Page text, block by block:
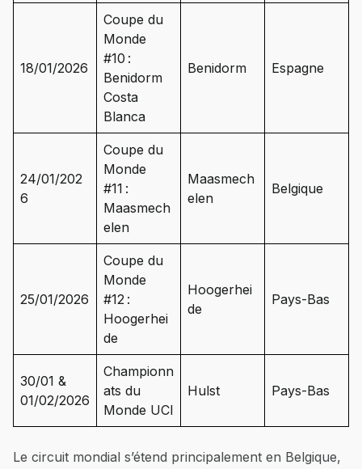
18/01/2026
Coupe du
Monde
#10 :
Benidorm
Costa
Blanca
Benidorm Espagne
24/01/202
6
Coupe du
Monde
#11 :
Maasmech
elen
Maasmech
elen
Belgique
25/01/2026
Coupe du
Monde
#12 :
Hoogerhei
de
Hoogerhei
de
Pays-Bas
30/01 &
01/02/2026
Championn
ats du
Monde UCI
Hulst Pays-Bas
Le circuit mondial s’étend principalement en Belgique,